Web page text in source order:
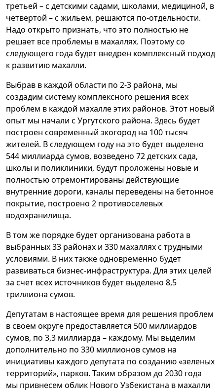
третьей – с детскими садами, школами, медициной, в
четвертой – с жильем, решаются по-отдельности.
Надо открыто признать, что это полностью не
решает все проблемы в махаллях. Поэтому со
следующего года будет внедрен комплексный подход
к развитию махалли.
Выбрав в каждой области по 2-3 района, мы
создадим систему комплексного решения всех
проблем в каждой махалле этих районов. Этот новый
опыт мы начали с Ургутского района. Здесь будет
построен современный экогород на 100 тысяч
жителей. В следующем году на это будет выделено
544 миллиарда сумов, возведено 72 детских сада,
школы и поликлиники, будут проложены новые и
полностью отремонтированы действующие
внутренние дороги, каналы переведены на бетонное
покрытие, построено 2 противоселевых
водохранилища.
В том же порядке будет организована работа в
выбранных 33 районах и 330 махаллях с трудными
условиями. В них также одновременно будет
развиваться бизнес-инфраструктура. Для этих целей
за счет всех источников будет выделено 8,5
триллиона сумов.
Депутатам в настоящее время для решения проблем
в своем округе предоставляется 500 миллиардов
сумов, по 3,3 миллиарда – каждому. Мы выделим
дополнительно по 330 миллионов сумов на
инициативы каждого депутата по созданию «зеленых
территорий», парков. Таким образом до 2030 года
мы привнесем облик Нового Узбекистана в махалли